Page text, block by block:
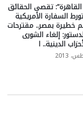
تقصى الحقائق
السفارة الأمريكية
خطيرة بمصر.. مقترحات
إلغاء الشورى
الدينية.. ا